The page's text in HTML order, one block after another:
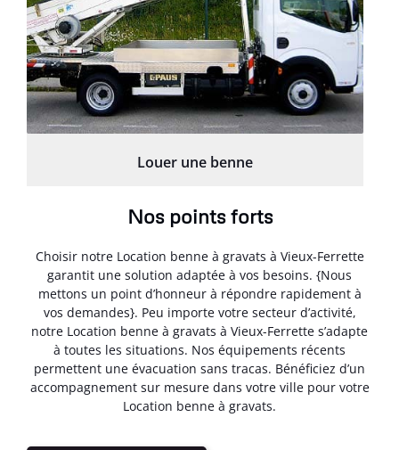
Louer une benne
Nos points forts
Choisir notre Location benne à gravats à Vieux-Ferrette
garantit une solution adaptée à vos besoins. {Nous
mettons un point d’honneur à répondre rapidement à
vos demandes}. Peu importe votre secteur d’activité,
notre Location benne à gravats à Vieux-Ferrette s’adapte
à toutes les situations. Nos équipements récents
permettent une évacuation sans tracas. Bénéficiez d’un
accompagnement sur mesure dans votre ville pour votre
Location benne à gravats.